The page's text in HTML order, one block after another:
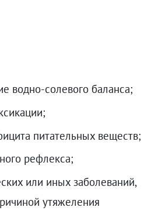
водно-солевого баланса;
питательных веществ;
рефлекса;
или иных заболеваний,
утяжеления